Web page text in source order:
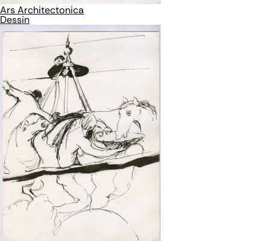
Ars Architectonica
Dessin